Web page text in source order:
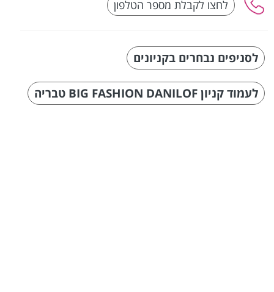
לסניפים נבחרים בקניונים
לעמוד קניון BIG FASHION DANILOF טבריה